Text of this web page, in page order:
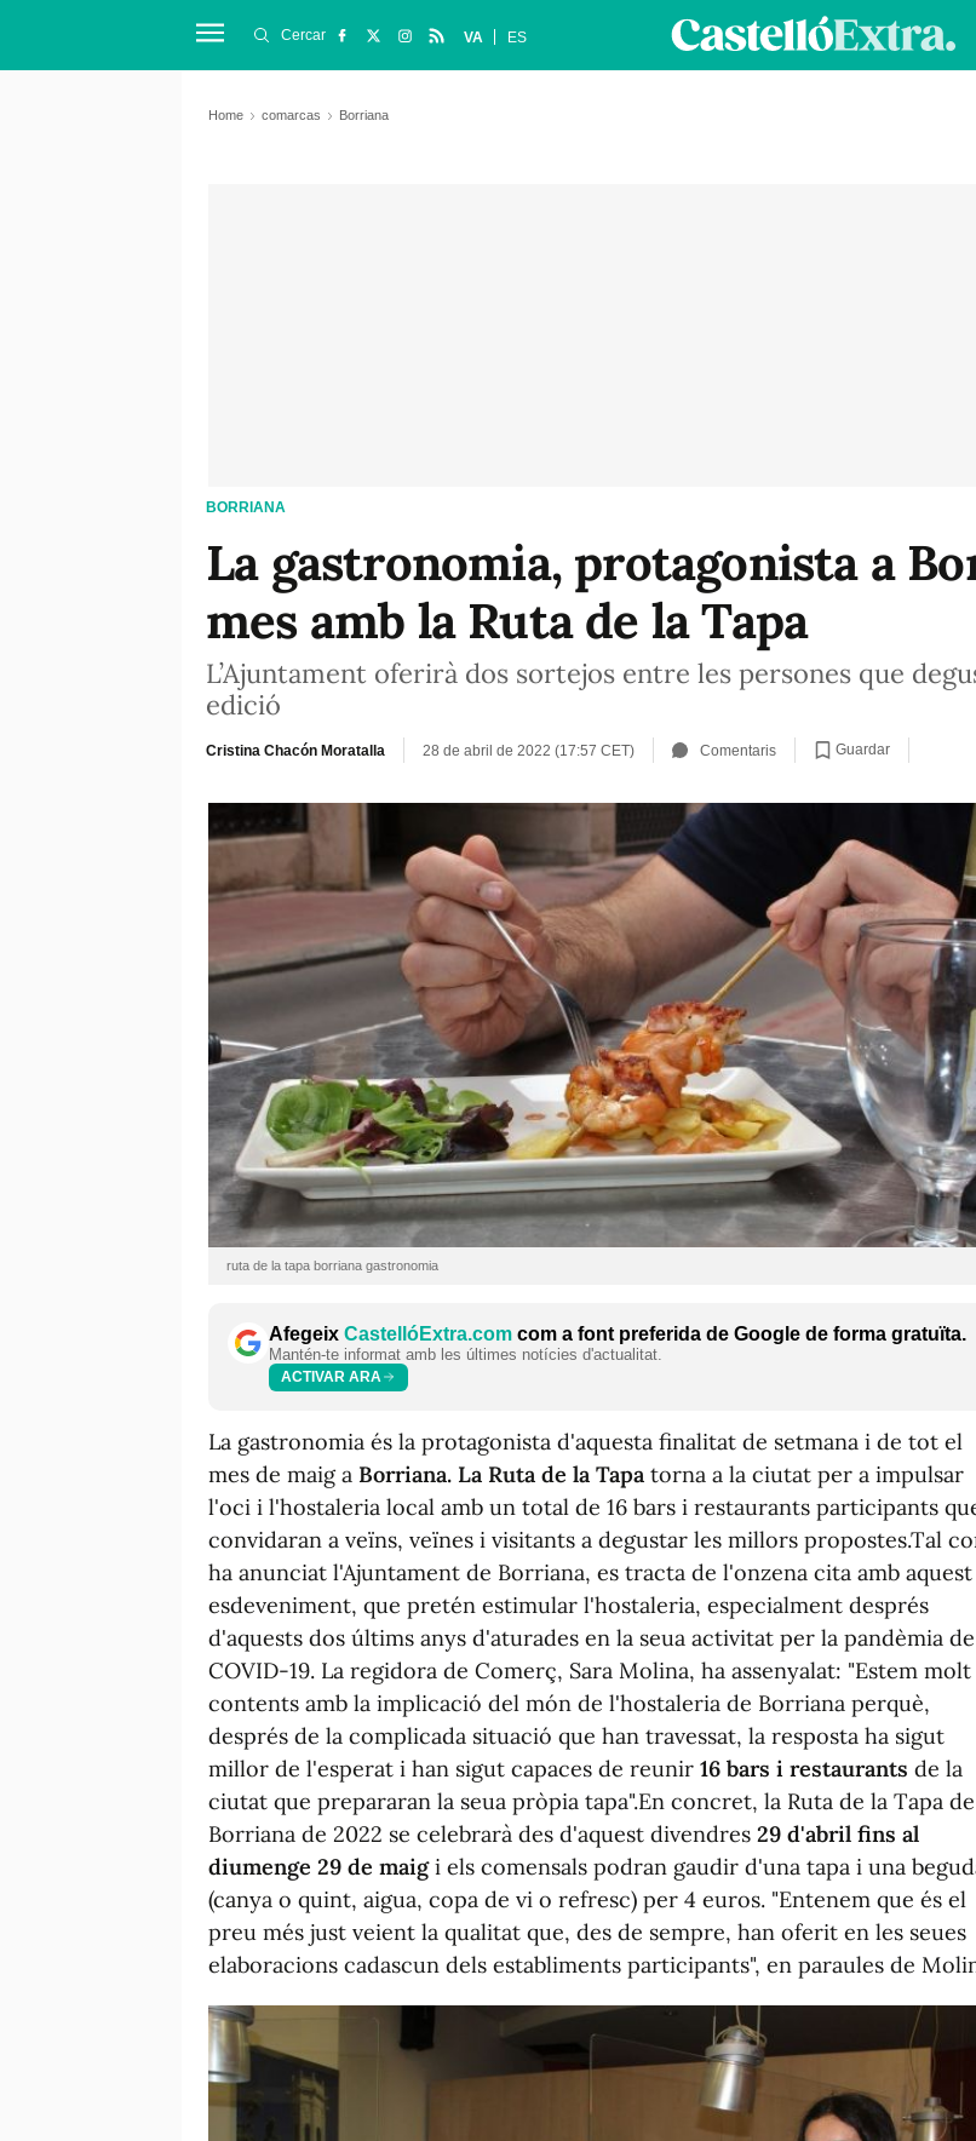
Cercar VA ES
Home comarcas Borriana
BORRIANA
La gastronomia, protagonista a
mes amb la Ruta de la Tapa
L’Ajuntament oferirà dos sortejos entre les persones que
edició
Cristina Chacón Moratalla 28 de abril de 2022 (17:57 CET) Comentaris Guardar
ruta de la tapa borriana gastronomia
Afegeix CastellóExtra.com com a font preferida de Google de forma gratuïta.
Mantén-te informat amb les últimes notícies d'actualitat.
ACTIVAR ARA
La gastronomia és la protagonista d'aquesta finalitat de setmana i de tot el
mes de maig a Borriana. La Ruta de la Tapa torna a la ciutat per a impulsar
l'oci i l'hostaleria local amb un total de 16 bars i restaurants participants
convidaran a veïns, veïnes i visitants a degustar les millors propostes.Tal
ha anunciat l'Ajuntament de Borriana, es tracta de l'onzena cita amb aquest
esdeveniment, que pretén estimular l'hostaleria, especialment després
d'aquests dos últims anys d'aturades en la seua activitat per la pandèmia
COVID-19. La regidora de Comerç, Sara Molina, ha assenyalat: "Estem molt
contents amb la implicació del món de l'hostaleria de Borriana perquè,
després de la complicada situació que han travessat, la resposta ha sigut
millor de l'esperat i han sigut capaces de reunir 16 bars i restaurants de la
ciutat que prepararan la seua pròpia tapa".En concret, la Ruta de la Tapa de
Borriana de 2022 se celebrarà des d'aquest divendres 29 d'abril fins al
diumenge 29 de maigi els comensals podran gaudir d'una tapa i una
(canya o quint, aigua, copa de vi o refresc) per 4 euros. "Entenem que és el
preu més just veient la qualitat que, des de sempre, han oferit en les seues
elaboracions cadascun dels establiments participants", en paraules de